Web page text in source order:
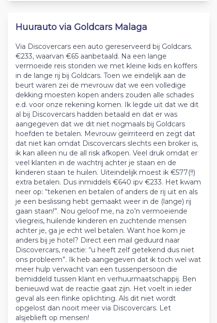
Huurauto via Goldcars Malaga
Via Discovercars een auto gereserveerd bij Goldcars.
€233, waarvan €65 aanbetaald. Na een lange
vermoeide reis stonden we met kleine kids en koffers
in de lange rij bij Goldcars. Toen we eindelijk aan de
beurt waren zei de mevrouw dat we een volledige
dekking moesten kopen anders zouden alle schades
e.d. voor onze rekening komen. Ik legde uit dat we dit
al bij Discovercars hadden betaald en dat er was
aangegeven dat we dit niet nogmaals bij Goldcars
hoefden te betalen. Mevrouw geïrriteerd en zegt dat
dat niet kan omdat Discovercars slechts een broker is,
ik kan alleen nu de all risk afkopen. Veel druk omdat er
veel klanten in de wachtrij achter je staan en de
kinderen staan te huilen. Uiteindelijk moest ik €577(!!)
extra betalen. Dus inmiddels €640 ipv €233. Het kwam
neer op: “tekenen en betalen of anders de rij uit en als
je een beslissing hebt gemaakt weer in de (lange) rij
gaan staan!”. Nou geloof me, na zo’n vermoeiende
vliegreis, huilende kinderen en zuchtende mensen
achter je, ga je echt wel betalen. Want hoe kom je
anders bij je hotel? Direct een mail geduurd naar
Discovercars, reactie: “u heeft zelf getekend dus niet
ons probleem”. Ik heb aangegeven dat ik toch wel wat
meer hulp verwacht van een tussenpersoon die
bemiddeld tussen klant en verhuurmaatschappij. Ben
benieuwd wat de reactie gaat zijn. Het voelt in ieder
geval als een flinke oplichting. Als dit niet wordt
opgelost dan nooit meer via Discovercars. Let
alsjeblieft op mensen!